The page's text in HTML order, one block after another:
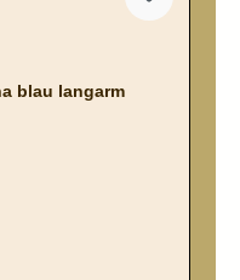
blau langarm